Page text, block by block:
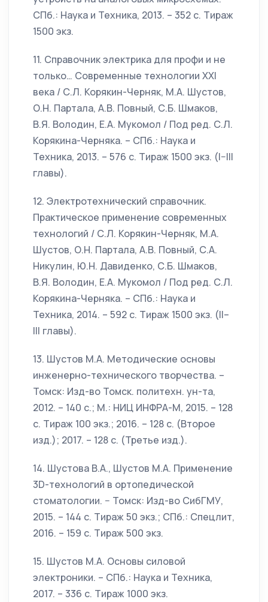
СПб.: Наука и Техника, 2013. – 352 с. Тираж
1500 экз.
11. Справочник электрика для профи и не
только… Современные технологии XXI
века / С.Л. Корякин-Черняк, М.А. Шустов,
О.Н. Партала, А.В. Повный, С.Б. Шмаков,
В.Я. Володин, Е.А. Мукомол / Под ред. С.Л.
Корякина-Черняка. – СПб.: Наука и
Техника, 2013. – 576 с. Тираж 1500 экз. (I–III
главы).
12. Электротехнический справочник.
Практическое применение современных
технологий / С.Л. Корякин-Черняк, М.А.
Шустов, О.Н. Партала, А.В. Повный, С.А.
Никулин, Ю.Н. Давиденко, С.Б. Шмаков,
В.Я. Володин, Е.А. Мукомол / Под ред. С.Л.
Корякина-Черняка. – СПб.: Наука и
Техника, 2014. – 592 с. Тираж 1500 экз. (II–
III главы).
13. Шустов М.А. Методические основы
инженерно-технического творчества. –
Томск: Изд-во Томск. политехн. ун-та,
2012. – 140 с.; М.: НИЦ ИНФРА-М, 2015. – 128
с. Тираж 100 экз.; 2016. – 128 с. (Второе
изд.); 2017. – 128 с. (Третье изд.).
14. Шустова В.А., Шустов М.А. Применение
3D-технологий в ортопедической
стоматологии. − Томск: Изд-во СибГМУ,
2015. – 144 с. Тираж 50 экз.; СПб.: Спецлит,
2016. – 159 с. Тираж 500 экз.
15. Шустов М.А. Основы силовой
электроники. – СПб.: Наука и Техника,
2017. – 336 с. Тираж 1000 экз.